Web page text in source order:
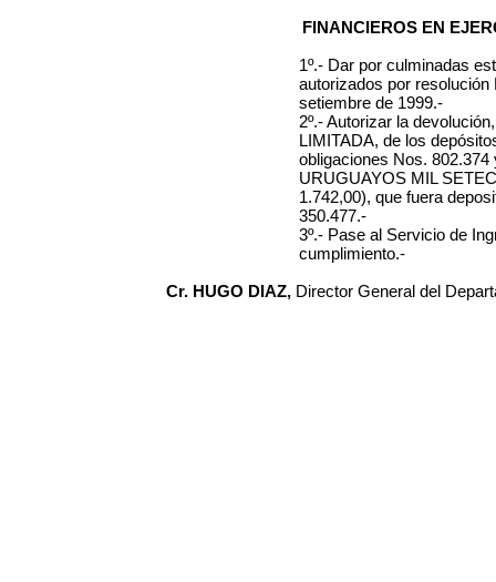
FINANCIEROS EN
1º.- Dar por culminadas
autorizados por resolución
setiembre de 1999.-
2º.- Autorizar la
LIMITADA, de los
obligaciones Nos.
URUGUAYOS MIL
1.742,00), que fuera
350.477.-
3º.- Pase al Servicio de
cumplimiento.-
Cr. HUGO DIAZ, Director General del